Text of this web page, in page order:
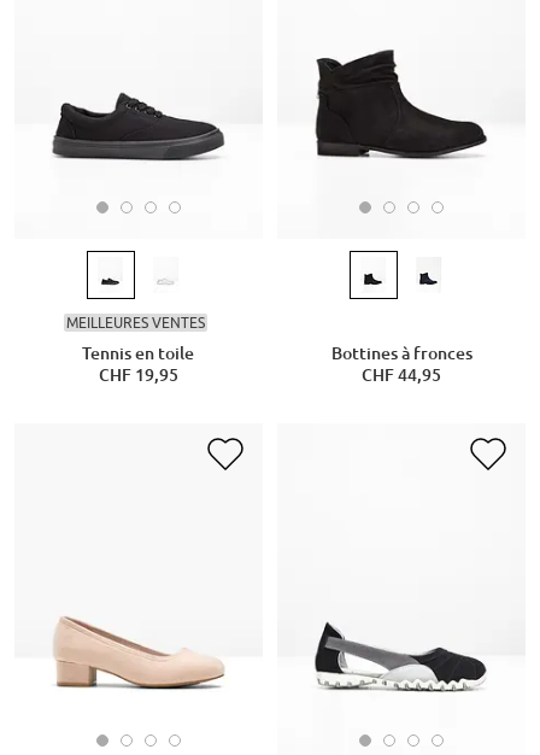
MEILLEURES VENTES
Tennis en toile
CHF 19,95
Bottines à fronces
CHF 44,95